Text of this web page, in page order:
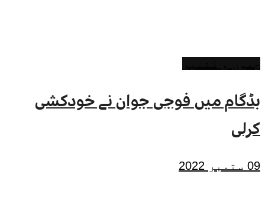
بڈگام میں فوجی جوان نے خودکشی
کرلی
09 ستمبر 2022